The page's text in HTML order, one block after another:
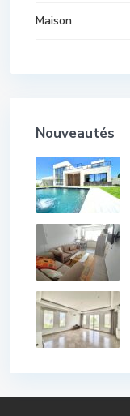
Maison
Nouveautés